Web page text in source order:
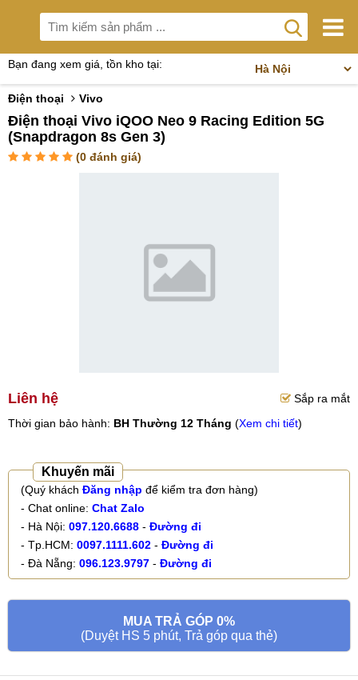
Bạn đang xem giá, tồn kho tại:
Điện thoại Vivo
Điện thoại Vivo iQOO Neo 9 Racing Edition 5G
(Snapdragon 8s Gen 3)
(0 đánh giá)
Liên hệ
Sắp ra mắt
Thời gian bảo hành: BH Thường 12 Tháng (Xem chi tiết)
Khuyến mãi
(Quý khách Đăng nhập để kiểm tra đơn hàng)
- Chat online: Chat Zalo
- Hà Nội: 097.120.6688 - Đường đi
- Tp.HCM: 0097.1111.602 - Đường đi
- Đà Nẵng: 096.123.9797 - Đường đi
MUA TRẢ GÓP 0%
(Duyệt HS 5 phút, Trả góp qua thẻ)